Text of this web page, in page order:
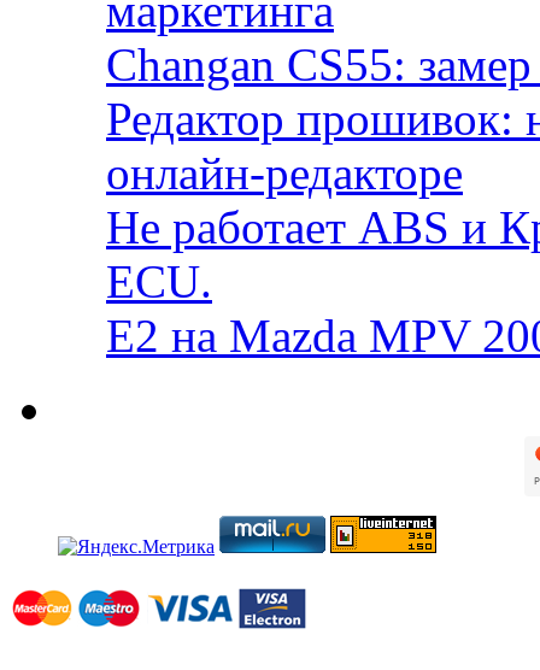
Changan CS55:
Редактор прошивок:
онлайн-редакторе
Не работает ABS и
ECU.
E2 на Mazda MPV